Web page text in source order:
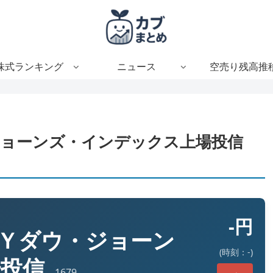
式ランキング ニュース 空売り残高推
ーンズ・インデックス上場投信
ダウ・ジョーン
-円
(時刻：-)